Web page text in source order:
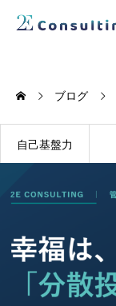
人材育成／経営サ
2E Consulting の人
COMPANY
ブログ
自己基盤力